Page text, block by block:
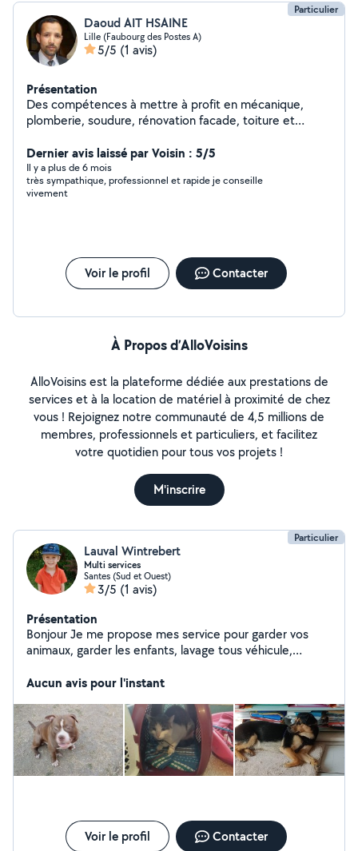
Particulier
Daoud AIT HSAINE
Lille (Faubourg des Postes A)
5/5 (1 avis)
Présentation
Des compétences à mettre à profit en mécanique,
plomberie, soudure, rénovation facade, toiture et
Dernier avis laissé par Voisin : 5/5
Il y a plus de 6 mois
très sympathique, professionnel et rapide je conseille
vivement
Voir le profil Contacter
À Propos d’AlloVoisins
AlloVoisins est la plateforme dédiée aux prestations de
services et à la location de matériel à proximité de chez
vous ! Rejoignez notre communauté de 4,5 millions de
membres, professionnels et particuliers, et facilitez
votre quotidien pour tous vos projets !
M'inscrire
Particulier
Lauval Wintrebert
Multi services
Santes (Sud et Ouest)
3/5 (1 avis)
Présentation
Bonjour Je me propose mes service pour garder vos
animaux, garder les enfants, lavage tous véhicule,
votre habitation pendant votre absence,
Aucun avis pour l'instant
Voir le profil Contacter